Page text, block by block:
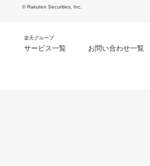
© Rakuten Securities, Inc.
楽天グループ
サービス一覧 お問い合わせ一覧